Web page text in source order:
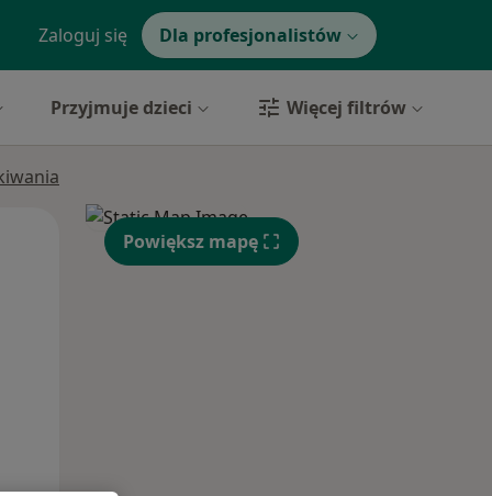
Zaloguj się Dla profesjonalistów
Przyjmuje dzieci Więcej filtrów
Wt, Śr,
Powiększ mapę